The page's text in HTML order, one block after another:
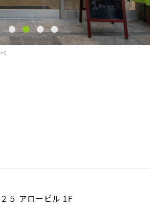
５ アロービル 1F